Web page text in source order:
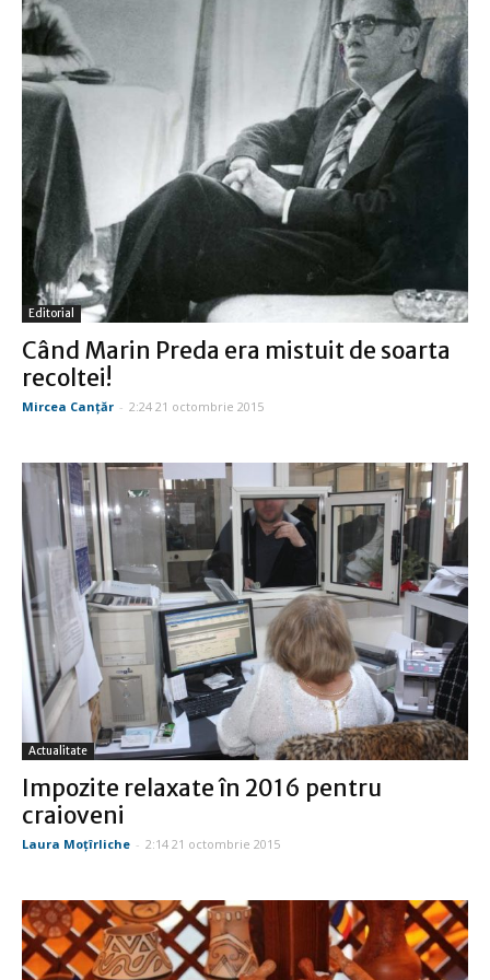
Editorial
Când Marin Preda era mistuit de soarta
recoltei!
Mircea Canţăr - 2:24 21 octombrie 2015
Actualitate
Impozite relaxate în 2016 pentru
craioveni
Laura Moţîrliche - 2:14 21 octombrie 2015